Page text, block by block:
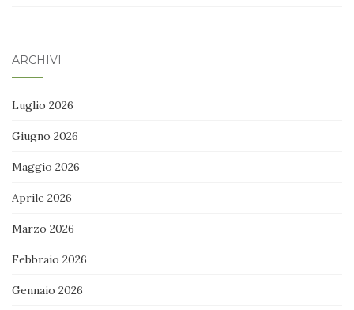
ARCHIVI
Luglio 2026
Giugno 2026
Maggio 2026
Aprile 2026
Marzo 2026
Febbraio 2026
Gennaio 2026